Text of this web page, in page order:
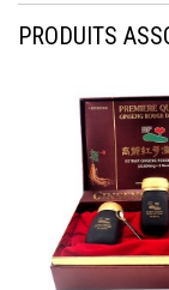
PRODUITS